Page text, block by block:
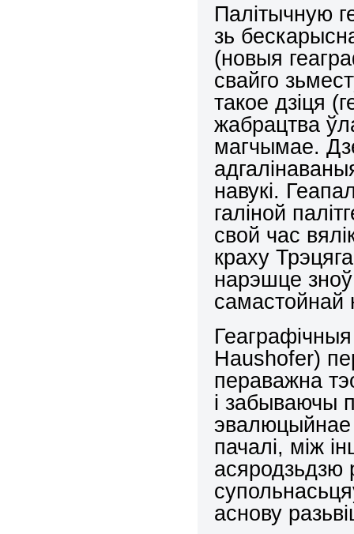
Палітычную
зь
(новыя
свайго
такое дзіця
жабрацтва
магчымае.
навукі.
галіной
свой час
краху
нарэшце
самастойнай
Haushofer)
пераважна
і забываючы
пачалі, між
асяродзьдзю
аснову